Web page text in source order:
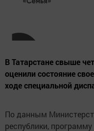
В Татарстане свыше
оценили состояние
ходе специальной
По данным
республики,